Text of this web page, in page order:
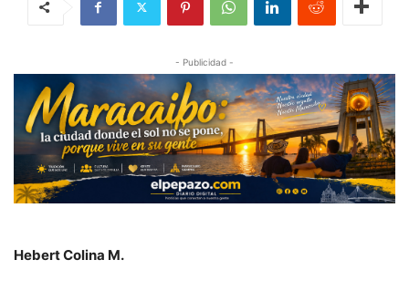
- Publicidad -
Hebert Colina M.